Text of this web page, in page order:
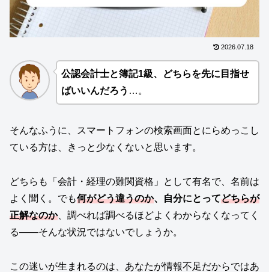
2026.07.18
公認会計士と簿記1級、どちらを先に目指せ
ばいいんだろう …。
そんなふうに、スマートフォンの検索画面とにらめっこし
ている方は、きっと少なくないと思います。
どちらも「会計・経理の難関資格」として有名で、名前は
よく聞く。でも何がどう違うのか、自分にとってどちらが
正解なのか、調べれば調べるほどよくわからなくなってく
る——そんな状況ではないでしょうか。
この迷いが生まれるのは、あなたが情報不足だからではあ